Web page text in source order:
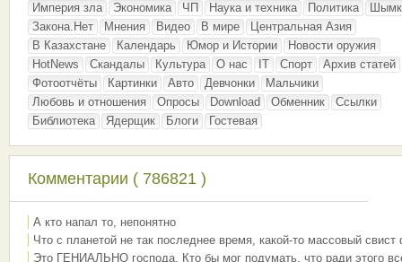
Империя зла Экономика ЧП Наука и техника Политика
Закона.Нет
Мнения Видео В мире
Центральная Азия
В Казахстане
Календарь Юмор и Истории
Новости оружия
HotNews
Скандалы Культура О нас IT Спорт
Архив статей
Фотоотчёты
Картинки Авто Девчонки
Мальчики
Любовь и отношения
Опросы Download Обменник
Ссылки
Библиотека
Ядерщик Блоги Гостевая
Комментарии ( 786821 )
А кто напал то, непонятно
Что с планетой не так последнее время, какой-то массовый свист
Это ГЕНИАЛЬНО господа. Кто бы мог подумать, что ради этого